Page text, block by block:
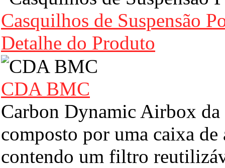
Casquilhos de Suspensão
Detalhe do Produto
CDA BMC
Carbon Dynamic Airbox
composto por uma caixa
contendo um filtro